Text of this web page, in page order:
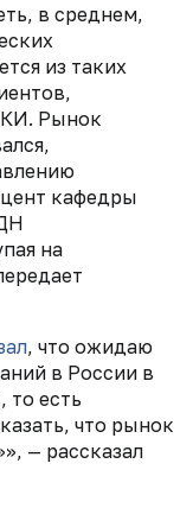
в среднем,
из таких
КИ. Рынок
кафедры
на
, что ожидаю
в России в
то есть
что рынок
— рассказал